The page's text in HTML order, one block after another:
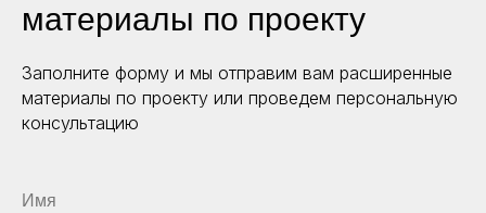
материалы по проекту
Заполните форму и мы отправим вам расширенные
материалы по проекту или проведем персональную
консультацию